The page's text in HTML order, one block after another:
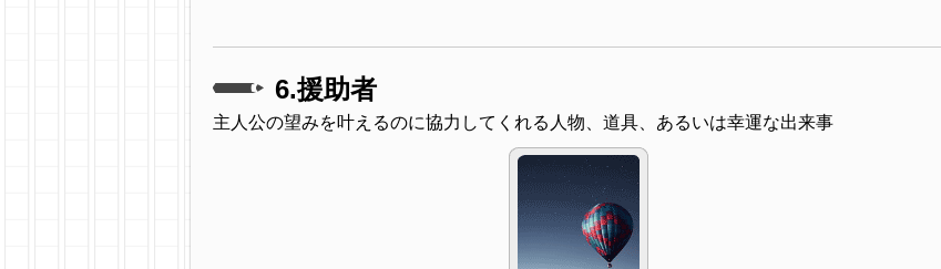
6.援助者
主人公の望みを叶えるのに協力してくれる人物、道具、あるいは幸運な出来事